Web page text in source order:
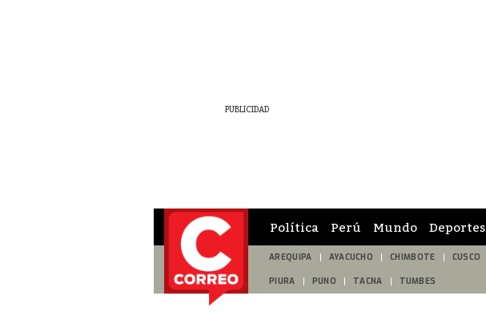
Política Perú Mundo Deportes
AREQUIPA AYACUCHO CHIMBOTE CUSCO
PIURA PUNO TACNA TUMBES